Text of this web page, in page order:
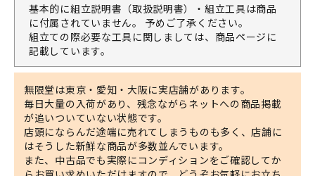
基本的に組立説明書（取扱説明書）・組立工具は商品
に付属されていません。 予めご了承ください。
組立ての際必要な工具に関しましては、商品ページに
記載しています。
無限堂は東京・愛知・大阪に実店舗があります。
毎日大量の入荷があり、残念ながらネットへの商品掲載
が追いついていない状態です。
店頭にならんだ途端に売れてしまうものも多く、店舗に
はそうした新鮮な商品が多数並んでいます。
また、中古品でも実際にコンディションをご確認してか